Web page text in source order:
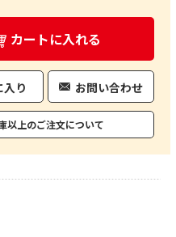
カートに入れる
入り お問い合わせ
以上のご注文について